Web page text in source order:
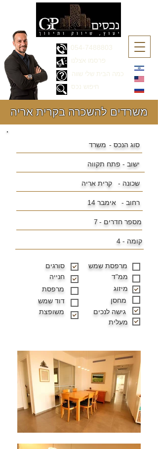
054-7488803
כמה הבית שלי שווה
פרסמו אצלנו
חיפוש נכס
משרדים להשכרה בקרית אריה
משרד סוג הנכס -
ישוב - פתח תקווה
קרית אריה שכונה -
אימבר 14 רחוב -
7 מספר חדרים -
4 קומה -
סורגים
חנייה
מרפסת
דוד שמש
משופצת
מרפסת שמש
ממ"ד
מיזוג
מחסן
גישה לנכים
מעלית